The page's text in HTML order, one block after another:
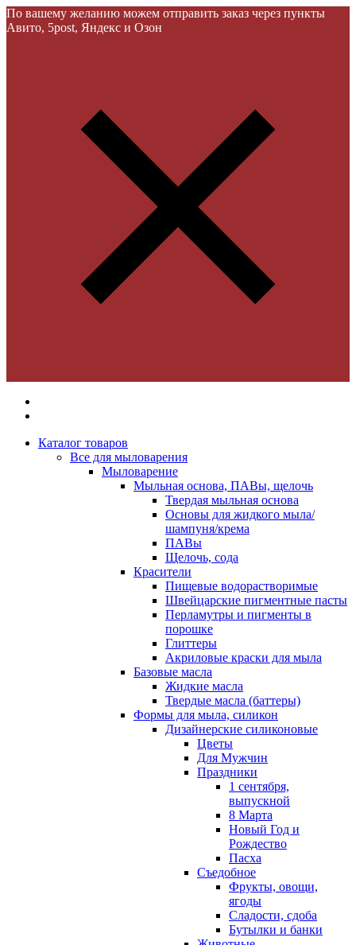
По вашему желанию можем отправить заказ через пункты
Авито, 5post, Яндекс и Озон
Каталог товаров
Все для мыловарения
Мыловарение
Мыльная основа, ПАВы, щелочь
Твердая мыльная основа
Основы для жидкого мыла/
шампуня/крема
ПАВы
Щелочь, сода
Красители
Пищевые водорастворимые
Швейцарские пигментные пасты
Перламутры и пигменты в
порошке
Глиттеры
Акриловые краски для мыла
Базовые масла
Жидкие масла
Твердые масла (баттеры)
Формы для мыла, силикон
Дизайнерские силиконовые
Цветы
Для Мужчин
Праздники
1 сентября,
выпускной
8 Марта
Новый Год и
Рождество
Пасха
Съедобное
Фрукты, овощи,
ягоды
Сладости, сдоба
Бутылки и банки